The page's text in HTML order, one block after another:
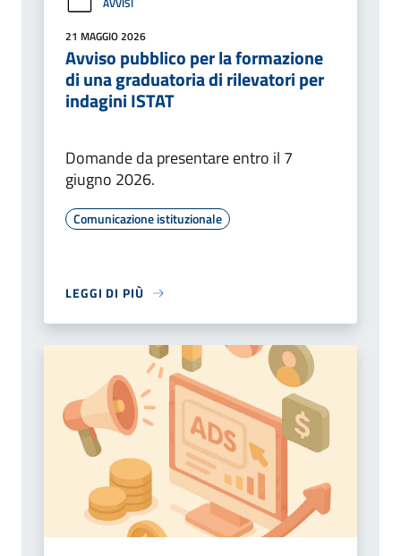
21 MAGGIO 2026
Avviso pubblico per la formazione
di una graduatoria di rilevatori per
indagini ISTAT
Domande da presentare entro il 7
giugno 2026.
Comunicazione istituzionale
LEGGI DI PIÙ